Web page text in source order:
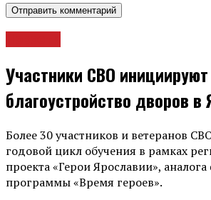
Участники СВО инициируют
благоустройство дворов в
Более 30 участников и ветеранов
годовой цикл обучения в рамках
проекта «Герои Ярославии»,
программы «Время героев».